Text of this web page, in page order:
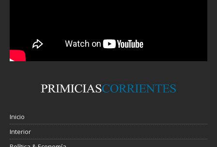
Inicio
Interior